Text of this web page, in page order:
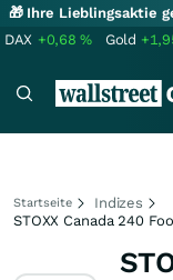
🎁 Ihre Lieblingsaktie
DAX +0,68% Gold
Startseite
Indizes
STOXX Canada 240